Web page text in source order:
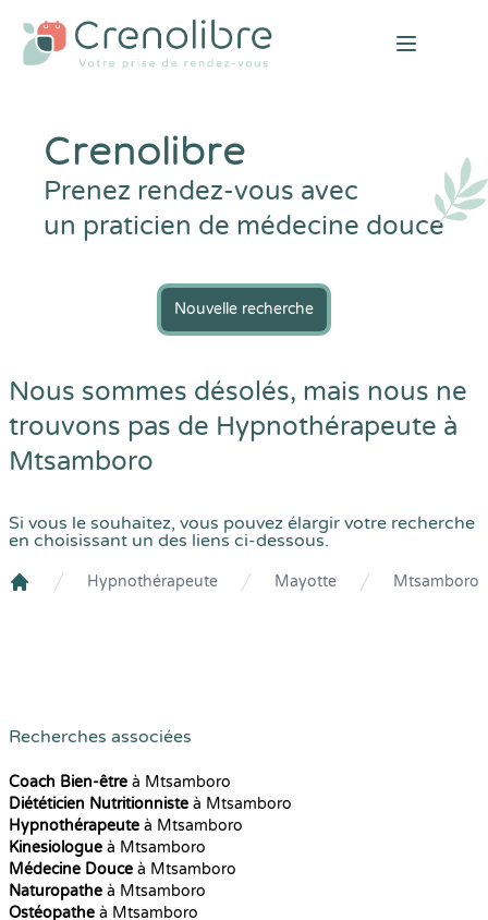
Open
Crenolibre
Prenez rendez-vous avec
un praticien de médecine douce
Nouvelle recherche
Nous sommes désolés, mais nous ne
trouvons pas de Hypnothérapeute à
Mtsamboro
Si vous le souhaitez, vous pouvez élargir votre recherche
en choisissant un des liens ci-dessous.
Hypnothérapeute Mayotte Mtsamboro
Recherches associées
Coach Bien-être à Mtsamboro
Diététicien Nutritionniste à Mtsamboro
Hypnothérapeute à Mtsamboro
Kinesiologue à Mtsamboro
Médecine Douce à Mtsamboro
Naturopathe à Mtsamboro
Ostéopathe à Mtsamboro